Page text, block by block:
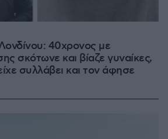
40χρονος με
σκότωνε και βίαζε γυναίκες,
συλλάβει και τον άφησε